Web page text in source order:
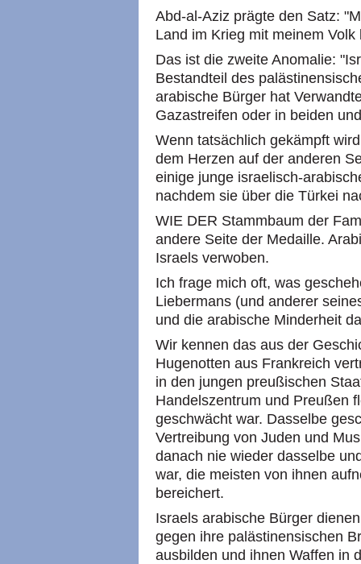
Abd-al-Aziz prägte den Satz:
Land im Krieg mit meinem Volk
Das ist die zweite Anomalie:
Bestandteil des
arabische Bürger hat
Gazastreifen oder in beiden
Wenn tatsächlich gekämpft
dem Herzen auf der anderen
einige junge israelisch-
nachdem sie über die Türkei
WIE DER Stammbaum der
andere Seite der Medaille.
Israels verwoben.
Ich frage mich oft, was
Liebermans (und anderer
und die arabische Minderheit
Wir kennen das aus der
Hugenotten aus Frankreich
in den jungen preußischen
Handelszentrum und Preußen
geschwächt war. Dasselbe
Vertreibung von Juden und
danach nie wieder dasselbe
war, die meisten von ihnen
bereichert.
Israels arabische Bürger
gegen ihre palästinensischen
ausbilden und ihnen Waffen in